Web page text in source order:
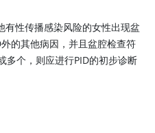
性传播感染风险的女性出现盆
的其他病因，并且盆腔检查符
多个，则应进行PID的初步诊断